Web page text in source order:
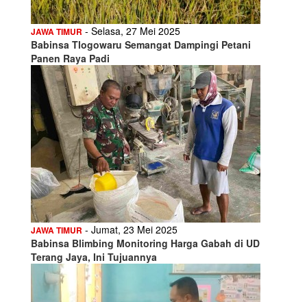
JAWA TIMUR - Selasa, 27 Mei 2025
Babinsa Tlogowaru Semangat Dampingi Petani
Panen Raya Padi
JAWA TIMUR - Jumat, 23 Mei 2025
Babinsa Blimbing Monitoring Harga Gabah di UD
Terang Jaya, Ini Tujuannya